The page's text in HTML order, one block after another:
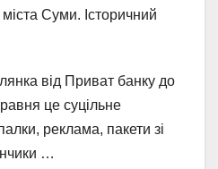
Суми. Історичний
від Приват банку до
це суцільне
реклама, пакети зі
…